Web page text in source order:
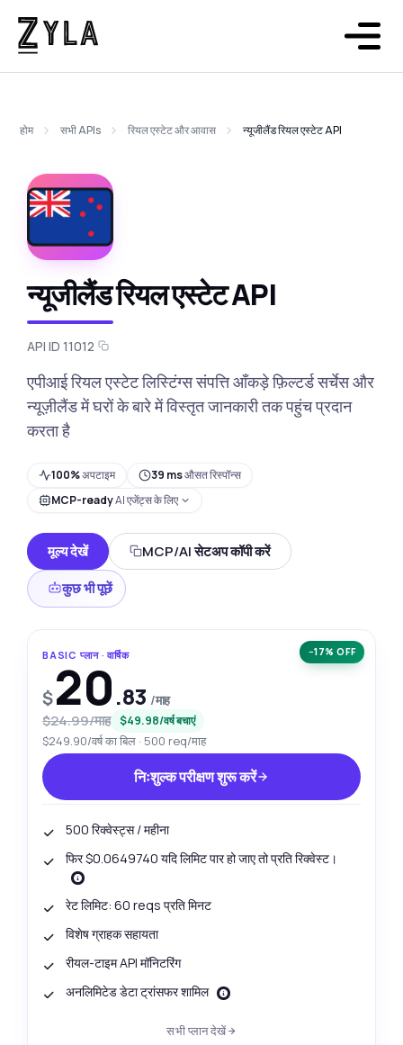
होम सभी APIs रियल एस्टेट और आवास न्यूजीलैंड रियल एस्टेट API
न्यूजीलैंड रियल एस्टेट API
API ID 11012
एपीआई रियल एस्टेट लिस्टिंग्स संपत्ति आँकड़े फ़िल्टर्ड सर्चेस और
न्यूज़ीलैंड में घरों के बारे में विस्तृत जानकारी तक पहुंच प्रदान
करता है
100%अपटाइम 39 msऔसत रिस्पॉन्स
MCP-readyAI एजेंट्स के लिए
मूल्य देखें
MCP/AI सेटअप कॉपी करें
कुछ भी पूछें
−17% OFF
BASIC प्लान · वार्षिक
$20.83 /माह
$24.99/माह $49.98/वर्ष बचाएं
$249.90/वर्ष का बिल · 500 req/माह
निःशुल्क परीक्षण शुरू करें
500 रिक्वेस्ट्स / महीना
फिर $0.0649740 यदि लिमिट पार हो जाए तो प्रति रिक्वेस्ट।
रेट लिमिट: 60 reqs प्रति मिनट
विशेष ग्राहक सहायता
रीयल-टाइम API मॉनिटरिंग
अनलिमिटेड डेटा ट्रांसफर शामिल
सभी प्लान देखें